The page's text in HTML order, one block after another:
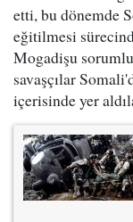
etti, bu dönemde
eğitilmesi
Mogadişu
savaşçılar
içerisinde yer